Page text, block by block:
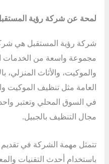
لمحة عن شركة رؤية
شركة رؤية المستقبل هي
مجموعة واسعة من الخدمات
والموكيت، والأثاث المنزلي،
العامة مثل تنظيف الموكيت
في السوق المحلي وتعتبر
مجال التنظيف بالجبيل.
تتمثل مهمة الشركة في
باستخدام أحدث التقنيات